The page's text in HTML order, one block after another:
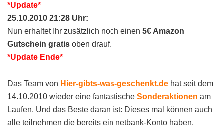
*Update*
25.10.2010 21:28 Uhr:
Nun erhaltet Ihr zusätzlich noch einen 5€ Amazon
Gutschein gratis oben drauf.
*Update Ende*
Das Team von Hier-gibts-was-geschenkt.de hat seit dem
14.10.2010 wieder eine fantastische Sonderaktionen am
Laufen. Und das Beste daran ist: Dieses mal können auch
alle teilnehmen die bereits ein netbank-Konto haben.